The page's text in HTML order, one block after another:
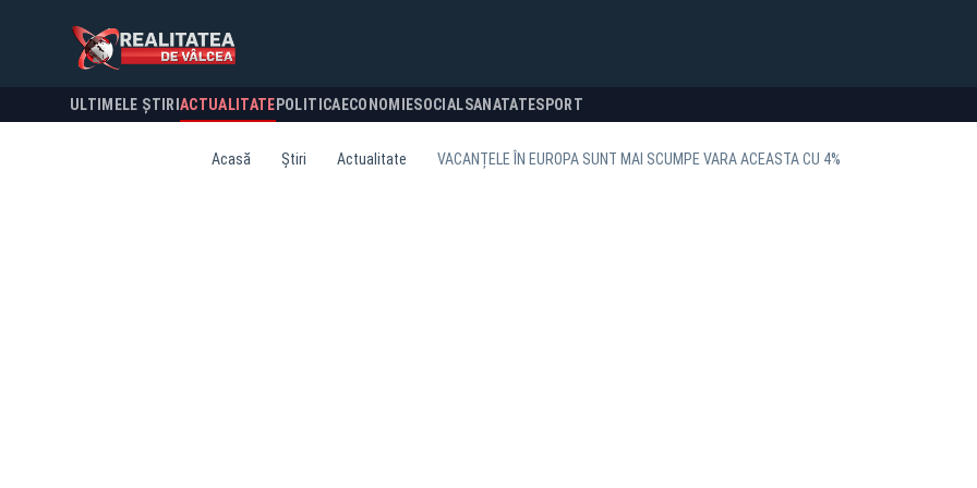
ULTIMELE ȘTIRI ACTUALITATE POLITICA ECONOMIESOCIALSANATATESPORT
Acasă Știri Actualitate VACANȚELE ÎN EUROPA SUNT MAI SCUMPE VARA ACEASTA CU 4%